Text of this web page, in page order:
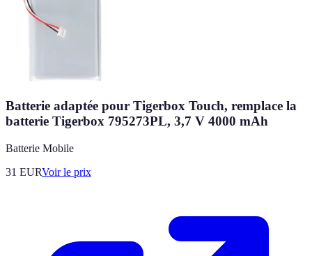
Batterie adaptée pour Tigerbox Touch, remplace la
batterie Tigerbox 795273PL, 3,7 V 4000 mAh
Batterie Mobile
31 EURVoir le prix